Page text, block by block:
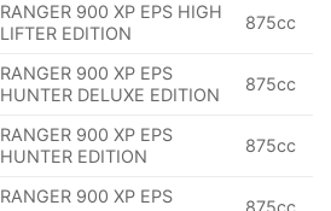
RANGER 900 XP EPS HIGH
LIFTER EDITION
875cc
RANGER 900 XP EPS
HUNTER DELUXE EDITION
875cc
RANGER 900 XP EPS
HUNTER EDITION
875cc
RANGER 900 XP EPS